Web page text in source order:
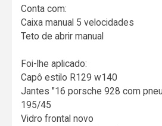
Conta com:
Caixa manual 5 velocidades
Teto de abrir manual
Foi-lhe aplicado:
Capô estilo R129 w140
Jantes "16 porsche 928 com
195/45
Vidro frontal novo